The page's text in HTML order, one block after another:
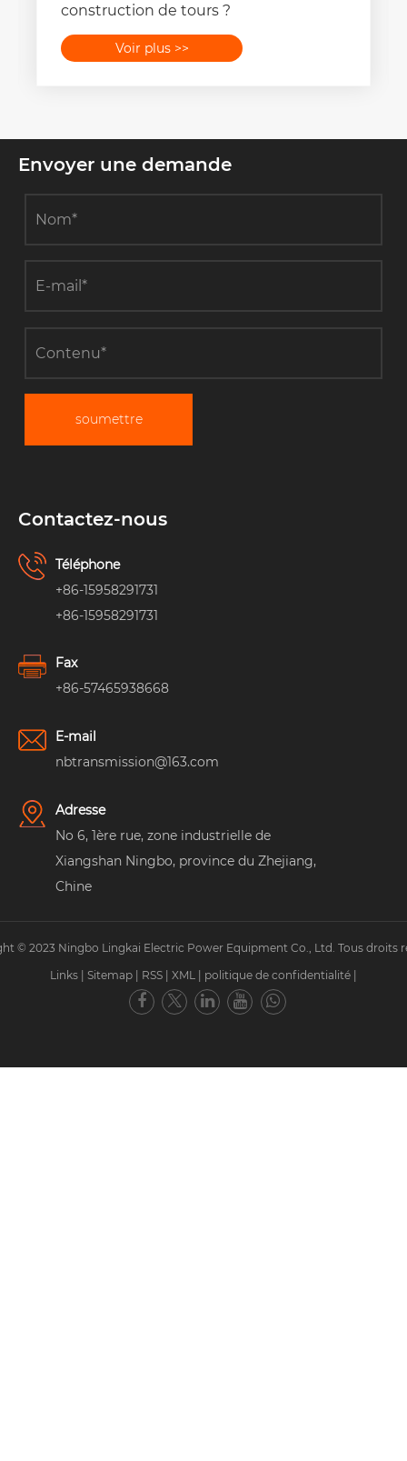
construction de tours ?
Voir plus >>
Envoyer une demande
soumettre
Contactez-nous
Téléphone
+86-15958291731
+86-15958291731
Fax
+86-57465938668
E-mail
nbtransmission@163.com
Adresse
No 6, 1ère rue, zone industrielle de
Xiangshan Ningbo, province du Zhejiang,
Chine
© 2023 Ningbo Lingkai Electric Power Equipment Co., Ltd. Tous droits
Links
Sitemap RSS XML politique de confidentialité